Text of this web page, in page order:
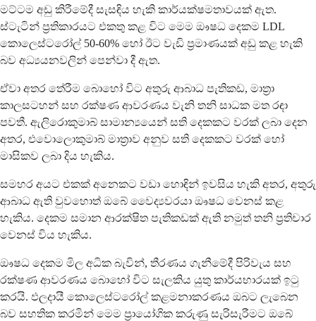
මට්ටම අඩු කිරීමේදී සැසඳිය හැකි කාර්යක්ෂමතාවයක් ඇත.
ස්ටැටින් ප්‍රතිකාරයට එකතු කළ විට මෙම ඖෂධ දෙකම LDL
කොලෙස්ටරෝල් 50-60% හෝ ඊට වැඩි ප්‍රමාණයක් අඩු කළ හැකි
බව අධ්‍යයනවලින් පෙන්වා දී ඇත.
ඒවා අතර තේරීම බොහෝ විට අතුරු ආබාධ පැතිකඩ, මාත්‍රා
කාලසටහන් සහ රක්ෂණ ආවරණය වැනි තනි සාධක මත රඳා
පවතී. ඇලිරොකුමාබ් සාමාන්‍යයෙන් සති දෙකකට වරක් ලබා දෙන
අතර, එවොලොකුමාබ් මාත්‍රාව අනුව සති දෙකකට වරක් හෝ
මාසිකව ලබා දිය හැකිය.
සමහර අයට එකක් අනෙකට වඩා හොඳින් ඉවසිය හැකි අතර, අතුරු
ආබාධ ඇති වුවහොත් ඔබේ වෛද්‍යවරයා ඖෂධ වෙනස් කළ
හැකිය. දෙකම සමාන ආරක්ෂිත පැතිකඩක් ඇති නමුත් තනි ප්‍රතිචාර
වෙනස් විය හැකිය.
ඖෂධ දෙකම මිල අධික බැවින්, තීරණය ගැනීමේදී පිරිවැය සහ
රක්ෂණ ආවරණය බොහෝ විට සැලකිය යුතු කාර්යභාරයක් ඉටු
කරයි. ඵලදායී කොලෙස්ටරෝල් කළමනාකරණය ඔබට ලැබෙන
බව සහතික කරමින් මෙම ප්‍රායෝගික කරුණු සැරිසැරීමට ඔබේ